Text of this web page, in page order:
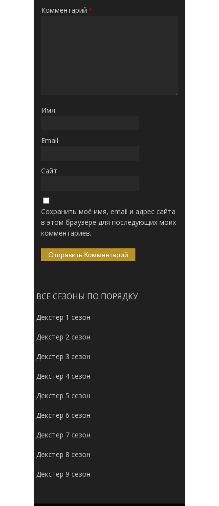
Комментарий *
Имя
Email
Сайт
Сохранить моё имя, email и адрес сайта
в этом браузере для последующих моих
комментариев.
ВСЕ СЕЗОНЫ ПО ПОРЯДКУ
Декстер 1 сезон
Декстер 2 сезон
Декстер 3 сезон
Декстер 4 сезон
Декстер 5 сезон
Декстер 6 сезон
Декстер 7 сезон
Декстер 8 сезон
Декстер 9 сезон